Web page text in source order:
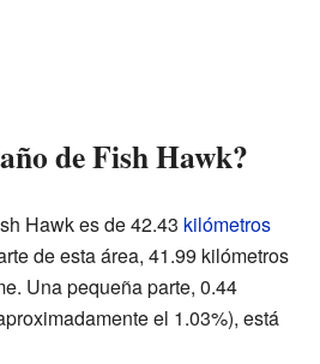
de Fish Hawk?
Hawk es de 42.43 kilómetros
de esta área, 41.99 kilómetros
Una pequeña parte, 0.44
el 1.03%), está